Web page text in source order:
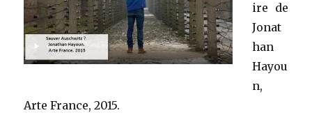
ire de
Jonat
han
Hayou
n,
Arte France, 2015.